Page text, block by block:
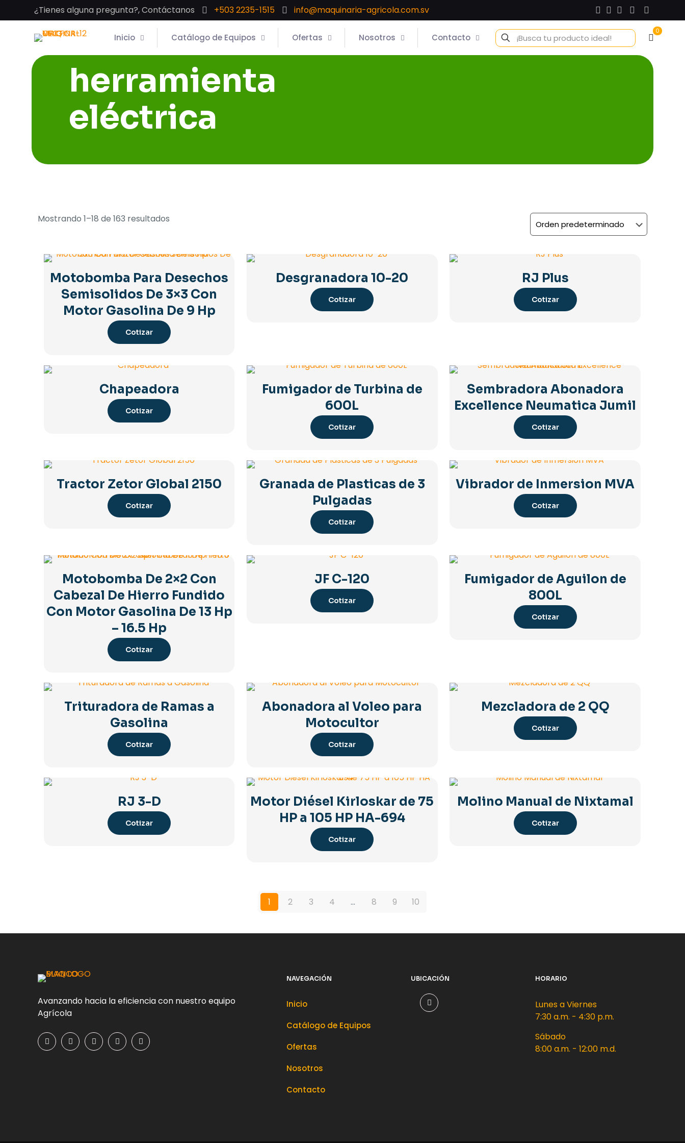
¿Tienes alguna pregunta?, Contáctanos +503 2235-1515 info@maquinaria-agricola.com.sv
Inicio Catálogo de Equipos Ofertas Nosotros Contacto
0
herramienta
eléctrica
Mostrando 1–18 de 163 resultados
Motobomba Para Desechos
Semisolidos De 3×3 Con
Motor Gasolina De 9 Hp
Cotizar
Desgranadora 10-20
Cotizar
RJ Plus
Cotizar
Chapeadora
Cotizar
Fumigador de Turbina de
600L
Cotizar
Sembradora Abonadora
Excellence Neumatica Jumil
Cotizar
Tractor Zetor Global 2150
Cotizar
Granada de Plasticas de 3
Pulgadas
Cotizar
Vibrador de Inmersion MVA
Cotizar
Motobomba De 2×2 Con
Cabezal De Hierro Fundido
Con Motor Gasolina De 13 Hp
– 16.5 Hp
Cotizar
JF C-120
Cotizar
Fumigador de Aguilon de
800L
Cotizar
Trituradora de Ramas a
Gasolina
Cotizar
Abonadora al Voleo para
Motocultor
Cotizar
Mezcladora de 2 QQ
Cotizar
RJ 3-D
Cotizar
Motor Diésel Kirloskar de 75
HP a 105 HP HA-694
Cotizar
Molino Manual de Nixtamal
Cotizar
1 2 3 4 … 8 9 10
Avanzando hacia la eficiencia con nuestro equipo
Agrícola
NAVEGACIÓN
Inicio
Catálogo de Equipos
Ofertas
Nosotros
Contacto
UBICACIÓN HORARIO
Lunes a Viernes
7:30 a.m. - 4:30 p.m.
Sábado
8:00 a.m. - 12:00 m.d.